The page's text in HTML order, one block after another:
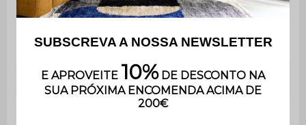
volumes
4
Utilização Ao ar livre